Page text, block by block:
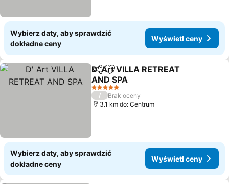
Wybierz daty, aby sprawdzić
dokładne ceny
Wyświetl ceny
Udostępnij
Dodaj do ulubionych
D' Art VILLA RETREAT
AND SPA
5 Kategoria
/
Brak oceny
3.1 km do: Centrum
Wybierz daty, aby sprawdzić
dokładne ceny
Wyświetl ceny